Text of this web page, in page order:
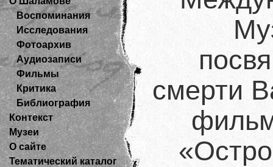
Воспоминания
Исследования
Фотоархив
Аудиозаписи
Фильмы
Критика
Библиография
Контекст
Музеи
О сайте
Тематический каталог
смерти